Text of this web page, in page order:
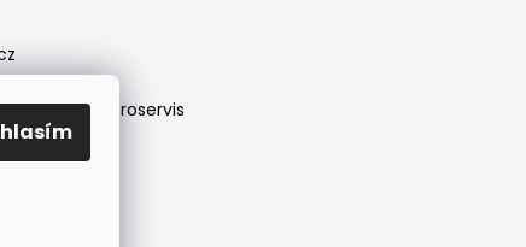
jirireznyelektroservis